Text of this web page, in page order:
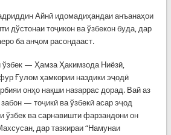
Айнӣ идомадиҳандаи анъанаҳои
дўстонаи тоҷикон ва ўзбекон буда, дар
ба анҷом расондааст.
ўзбек — Ҳамза Ҳакимзода Ниёзӣ,
Ғулом ҳамкории наздики эҷодӣ
онҳо нақши назаррас дорад. Вай аз
— тоҷикӣ ва ўзбекӣ асар эҷод
ўзбек ва сарнавишти фарзандони он
дар тазкираи “Намунаи